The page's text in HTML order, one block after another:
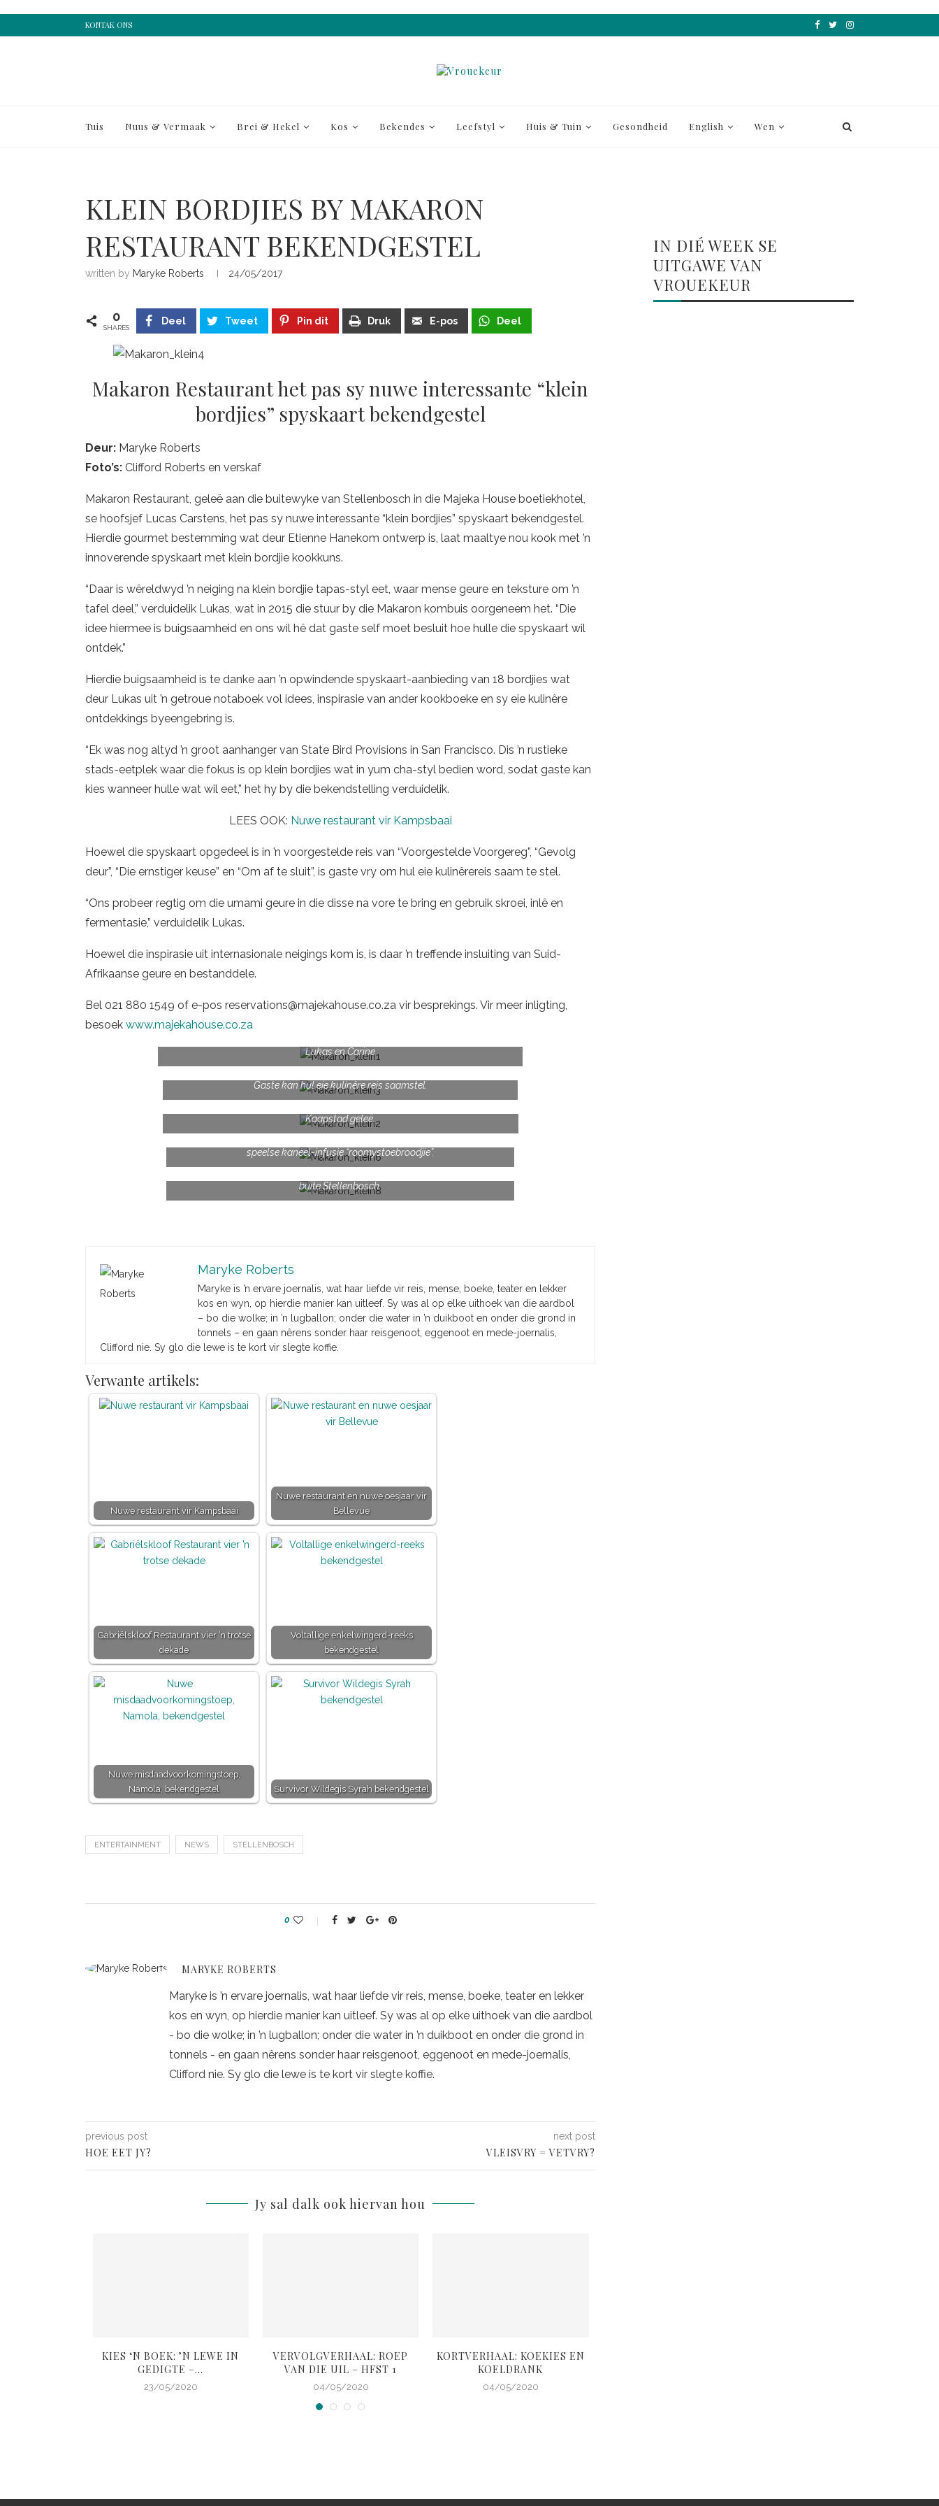
KONTAK ONS
Tuis Nuus & Vermaak Brei & Hekel Kos Bekendes Leefstyl Huis & Tuin Gesondheid English Wen
KLEIN BORDJIES BY MAKARON
RESTAURANT BEKENDGESTEL
written by Maryke Roberts 24/05/2017
0
SHARES
Deel Tweet Pin dit Druk E-pos Deel
Makaron Restaurant het pas sy nuwe interessante “klein
bordjies” spyskaart bekendgestel
Deur: Maryke Roberts
Foto’s: Clifford Roberts en verskaf
Makaron Restaurant, geleë aan die buitewyke van Stellenbosch in die Majeka House boetiekhotel,
se hoofsjef Lucas Carstens, het pas sy nuwe interessante “klein bordjies” spyskaart bekendgestel.
Hierdie gourmet bestemming wat deur Etienne Hanekom ontwerp is, laat maaltye nou kook met ’n
innoverende spyskaart met klein bordjie kookkuns.
“Daar is wêreldwyd ’n neiging na klein bordjie tapas-styl eet, waar mense geure en teksture om ’n
tafel deel,” verduidelik Lukas, wat in 2015 die stuur by die Makaron kombuis oorgeneem het. “Die
idee hiermee is buigsaamheid en ons wil hê dat gaste self moet besluit hoe hulle die spyskaart wil
ontdek.”
Hierdie buigsaamheid is te danke aan ’n opwindende spyskaart-aanbieding van 18 bordjies wat
deur Lukas uit ’n getroue notaboek vol idees, inspirasie van ander kookboeke en sy eie kulinêre
ontdekkings byeengebring is.
“Ek was nog altyd ’n groot aanhanger van State Bird Provisions in San Francisco. Dis ’n rustieke
stads-eetplek waar die fokus is op klein bordjies wat in yum cha-styl bedien word, sodat gaste kan
kies wanneer hulle wat wil eet,” het hy by die bekendstelling verduidelik.
LEES OOK: Nuwe restaurant vir Kampsbaai
Hoewel die spyskaart opgedeel is in ’n voorgestelde reis van “Voorgestelde Voorgereg”, “Gevolg
deur”, “Die ernstiger keuse” en “Om af te sluit”, is gaste vry om hul eie kulinêrereis saam te stel.
“Ons probeer regtig om die umami geure in die disse na vore te bring en gebruik skroei, inlê en
fermentasie,” verduidelik Lukas.
Hoewel die inspirasie uit internasionale neigings kom is, is daar ’n treffende insluiting van Suid-
Afrikaanse geure en bestanddele.
Bel 021 880 1549 of e-pos reservations@majekahouse.co.za vir besprekings. Vir meer inligting,
besoek www.majekahouse.co.za
Lukas en Carine
Gaste kan hul eie kulinêre reis saamstel.
Kaapstad geleë.
speelse kaneel-infusie “roomystoebroodjie”.
buite Stellenbosch.
Maryke Roberts
Maryke is ’n ervare joernalis, wat haar liefde vir reis, mense, boeke, teater en lekker
kos en wyn, op hierdie manier kan uitleef. Sy was al op elke uithoek van die aardbol
– bo die wolke; in ’n lugballon; onder die water in ’n duikboot en onder die grond in
tonnels – en gaan nêrens sonder haar reisgenoot, eggenoot en mede-joernalis,
Clifford nie. Sy glo die lewe is te kort vir slegte koffie.
Verwante artikels:
Nuwe restaurant vir Kampsbaai
Nuwe restaurant en nuwe oesjaar vir
Bellevue
Gabriëlskloof Restaurant vier ’n trotse
dekade
Voltallige enkelwingerd-reeks
bekendgestel
Nuwe misdaadvoorkomingstoep,
Namola, bekendgestel
Survivor Wildegis Syrah bekendgestel
ENTERTAINMENT NEWS STELLENBOSCH
0
MARYKE ROBERTS
Maryke is ’n ervare joernalis, wat haar liefde vir reis, mense, boeke, teater en lekker
kos en wyn, op hierdie manier kan uitleef. Sy was al op elke uithoek van die aardbol
- bo die wolke; in ’n lugballon; onder die water in ’n duikboot en onder die grond in
tonnels - en gaan nêrens sonder haar reisgenoot, eggenoot en mede-joernalis,
Clifford nie. Sy glo die lewe is te kort vir slegte koffie.
previous post
HOE EET JY?
next post
VLEISVRY = VETVRY?
Jy sal dalk ook hiervan hou
KIES ‘N BOEK: ’N LEWE IN
GEDIGTE –...
23/05/2020
VERVOLGVERHAAL: ROEP
VAN DIE UIL – HFST 1
04/05/2020
KORTVERHAAL: KOEKIES EN
KOELDRANK
04/05/2020
IN DIÉ WEEK SE
UITGAWE VAN
VROUEKEUR